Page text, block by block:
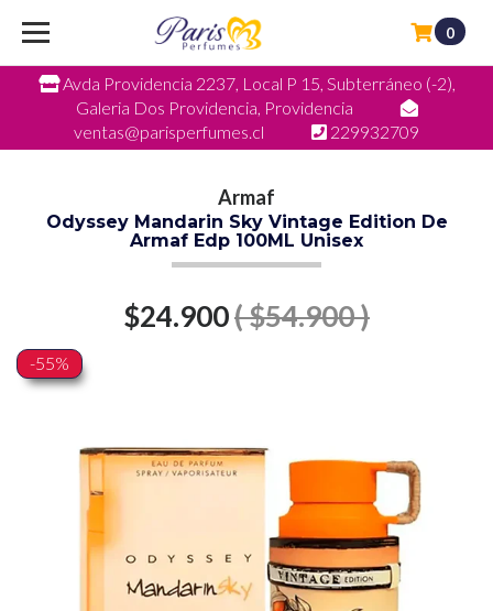
Avda Providencia 2237, Local P 15, Subterráneo (-2),
Galeria Dos Providencia, Providencia
ventas@parisperfumes.cl
229932709
0
Armaf
Odyssey Mandarin Sky Vintage Edition De
Armaf Edp 100ML Unisex
$24.900( $54.900 )
-55%